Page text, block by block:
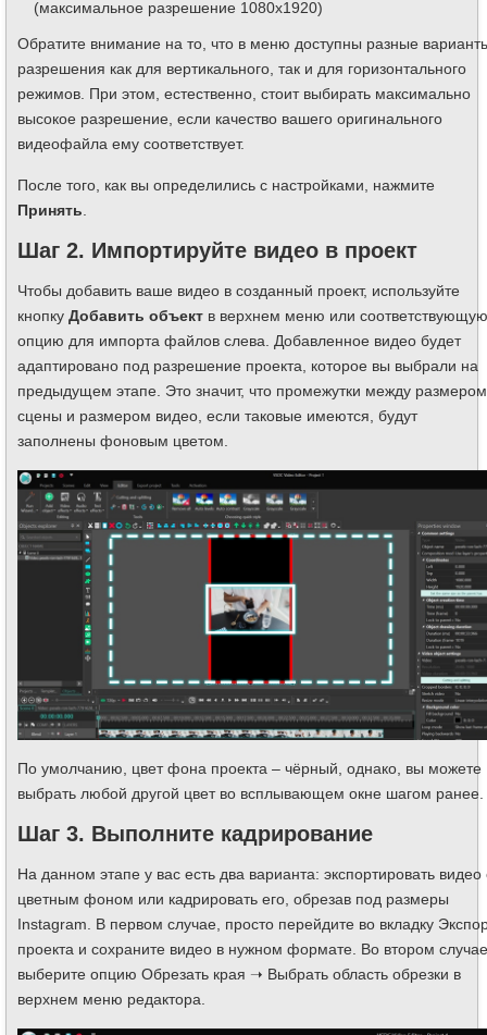
(максимальное разрешение 1080x1920)
Обратите внимание на то, что в меню доступны разные
разрешения как для вертикального, так и для горизонтального
режимов. При этом, естественно, стоит выбирать максимально
высокое разрешение, если качество вашего оригинального
видеофайла ему соответствует.
После того, как вы определились с настройками, нажмите
Принять
Шаг 2. Импортируйте видео в проект
Чтобы добавить ваше видео в созданный проект, используйте
кнопку Добавить объект в верхнем меню или соответствующую
опцию для импорта файлов слева. Добавленное видео будет
адаптировано под разрешение проекта, которое вы выбрали на
предыдущем этапе. Это значит, что промежутки между размером
сцены и размером видео, если таковые имеются, будут
заполнены фоновым цветом.
По умолчанию, цвет фона проекта – чёрный, однако, вы можете
выбрать любой другой цвет во всплывающем окне шагом ранее.
Шаг 3. Выполните кадрирование
На данном этапе у вас есть два варианта: экспортировать видео
цветным фоном или кадрировать его, обрезав под размеры
Instagram. В первом случае, просто перейдите во вкладку
проекта и сохраните видео в нужном формате. Во втором
выберите опцию Обрезать края ➝ Выбрать область обрезки в
верхнем меню редактора.